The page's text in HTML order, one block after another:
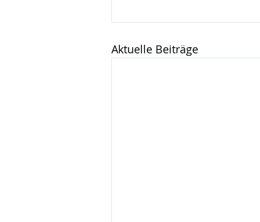
Aktuelle Beiträge